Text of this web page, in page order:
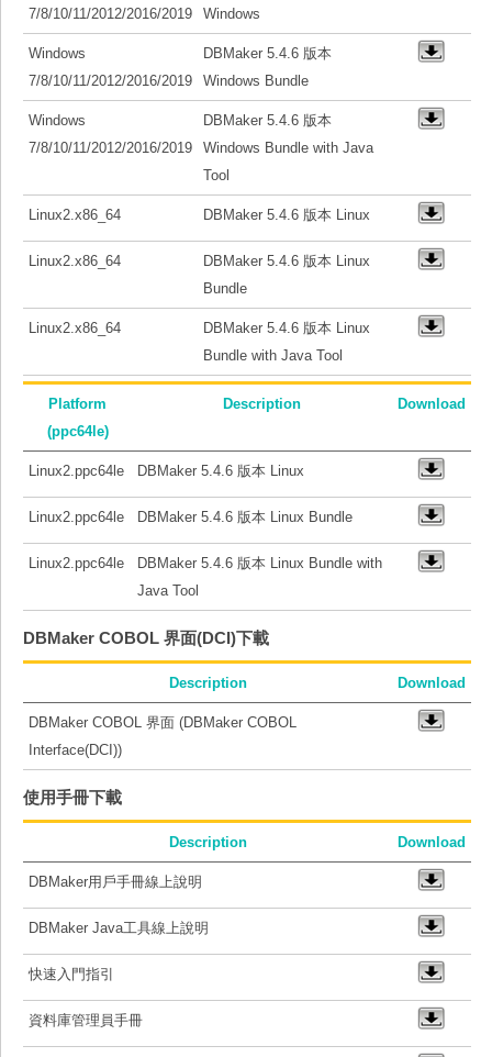
7/8/10/11/2012/2016/2019
Windows
Windows
7/8/10/11/2012/2016/2019
DBMaker 5.4.6 版本
Windows Bundle
Windows
7/8/10/11/2012/2016/2019
DBMaker 5.4.6 版本
Windows Bundle with Java
Tool
Linux2.x86_64 DBMaker 5.4.6 版本 Linux
Linux2.x86_64
DBMaker 5.4.6 版本 Linux
Bundle
Linux2.x86_64
DBMaker 5.4.6 版本 Linux
Bundle with Java Tool
Platform
(ppc64le)
Description Download
Linux2.ppc64le DBMaker 5.4.6 版本 Linux
Linux2.ppc64le DBMaker 5.4.6 版本 Linux Bundle
Linux2.ppc64le
DBMaker 5.4.6 版本 Linux Bundle with
Java Tool
DBMaker COBOL 界面(DCI)下載
Description Download
DBMaker COBOL 界面 (DBMaker COBOL
Interface(DCI))
使用手冊下載
Description Download
DBMaker用戶手冊線上說明
DBMaker Java工具線上說明
快速入門指引
資料庫管理員手冊